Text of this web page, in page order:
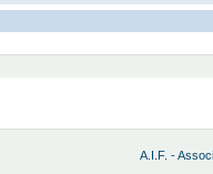
A.I.F. -